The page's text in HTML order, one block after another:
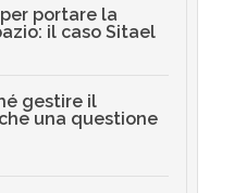
portare la
il caso Sitael
gestire il
una questione